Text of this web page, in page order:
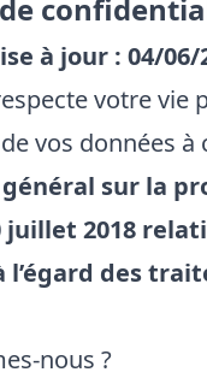
à jour : 04/06/
votre vie
vos données
sur la
juillet 2018
l’égard des
nous ?